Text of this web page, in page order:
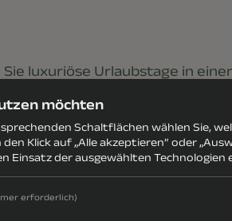
luxuriöse Urlaubstage in
Buffet
möchten
Schaltflächen wählen Sie,
Klick auf „Alle akzeptieren“ oder
Einsatz der ausgewählten Technologien
erforderlich)